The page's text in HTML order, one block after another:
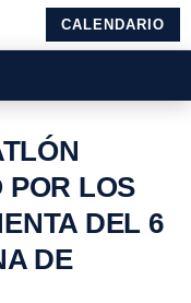
CALENDARIO
POR LOS
DEL 6
DE